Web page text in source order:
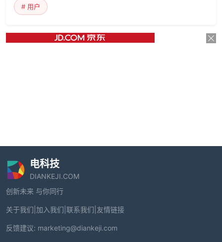
# 用户
电科技
DIANKEJI.COM
创新未来 与你同行
关于我们 加入我们 联系我们 友情链接
反馈建议: marketing@diankeji.com